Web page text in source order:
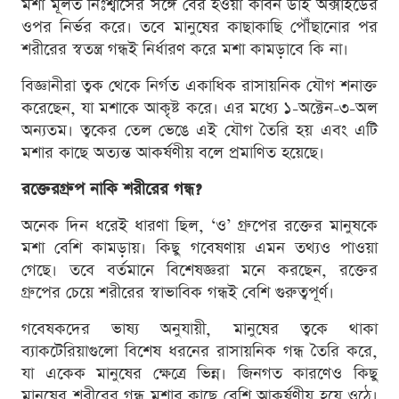
মশা মূলত নিঃশ্বাসের সঙ্গে বের হওয়া কার্বন ডাই অক্সাইডের
ওপর নির্ভর করে। তবে মানুষের কাছাকাছি পৌঁছানোর পর
শরীরের স্বতন্ত্র গন্ধই নির্ধারণ করে মশা কামড়াবে কি না।
বিজ্ঞানীরা ত্বক থেকে নির্গত একাধিক রাসায়নিক যৌগ শনাক্ত
করেছেন, যা মশাকে আকৃষ্ট করে। এর মধ্যে ১-অক্টেন-৩-অল
অন্যতম। ত্বকের তেল ভেঙে এই যৌগ তৈরি হয় এবং এটি
মশার কাছে অত্যন্ত আকর্ষণীয় বলে প্রমাণিত হয়েছে।
রক্তেরগ্রুপ নাকি শরীরের গন্ধ?
অনেক দিন ধরেই ধারণা ছিল, ‘ও’ গ্রুপের রক্তের মানুষকে
মশা বেশি কামড়ায়। কিছু গবেষণায় এমন তথ্যও পাওয়া
গেছে। তবে বর্তমানে বিশেষজ্ঞরা মনে করছেন, রক্তের
গ্রুপের চেয়ে শরীরের স্বাভাবিক গন্ধই বেশি গুরুত্বপূর্ণ।
গবেষকদের ভাষ্য অনুযায়ী, মানুষের ত্বকে থাকা
ব্যাকটেরিয়াগুলো বিশেষ ধরনের রাসায়নিক গন্ধ তৈরি করে,
যা একেক মানুষের ক্ষেত্রে ভিন্ন। জিনগত কারণেও কিছু